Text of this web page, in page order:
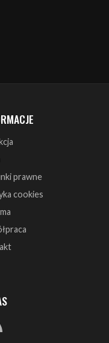
prawne
cookies
zastrzeżone.